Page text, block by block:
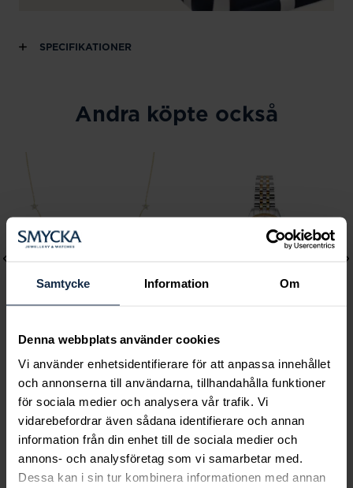
Samtycke Information Om
Denna webbplats använder cookies
Vi använder enhetsidentifierare för att anpassa innehållet
och annonserna till användarna, tillhandahålla funktioner
för sociala medier och analysera vår trafik. Vi
vidarebefordrar även sådana identifierare och annan
information från din enhet till de sociala medier och
annons- och analysföretag som vi samarbetar med.
Dessa kan i sin tur kombinera informationen med annan
SPECIFIKATIONER
Andra köpte också
Mockberg
Ellie Gold Necklace
Pris:799 kr
799 kr
Mockberg
Royal Watch 28 mm
Pris: 2 399 kr
2 399 kr